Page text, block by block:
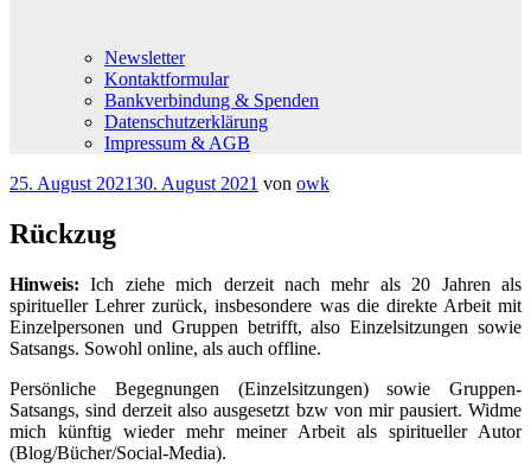
Newsletter
Kontaktformular
Bankverbindung & Spenden
Datenschutzerklärung
Impressum & AGB
Veröffentlicht
25. August 202130. August 2021 von owk
Rückzug
Hinweis:Ich ziehe mich derzeit nach mehr als 20 Jahren als
spiritueller Lehrer zurück, insbesondere was die direkte Arbeit mit
Einzelpersonen und Gruppen betrifft, also Einzelsitzungen sowie
Satsangs. Sowohl online, als auch offline.
Persönliche Begegnungen (Einzelsitzungen) sowie Gruppen-
Satsangs, sind derzeit also ausgesetzt bzw von mir pausiert. Widme
mich künftig wieder mehr meiner Arbeit als spiritueller Autor
(Blog/Bücher/Social-Media).